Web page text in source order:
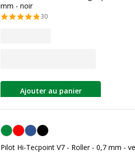
mm - noir
30
Ajouter au panier
Vert
Pilot Hi-Tecpoint V7 - Roller - 0,7 mm -